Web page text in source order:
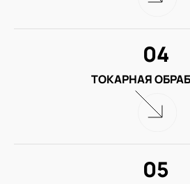
ТОКАРНАЯ
04
05